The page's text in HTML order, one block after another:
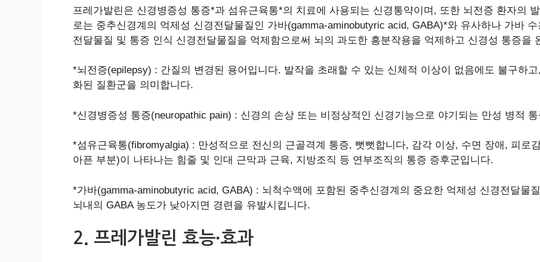
프레가발린은 신경병증성 통증*과 섬유근육통*의 치료에 사용되는 신경통약이며, 또한 뇌전증 환자의
로는 중추신경계의 억제성 신경전달물질인 가바(gamma-aminobutyric acid, GABA)*와 유사하나 가바
전달물질 및 통증 인식 신경전달물질을 억제함으로써 뇌의 과도한 흥분작용을 억제하고 신경성 통증을
*뇌전증(epilepsy) : 간질의 변경된 용어입니다. 발작을 초래할 수 있는 신체적 이상이 없음에도 불구하
화된 질환군을 의미합니다.
*신경병증성 통증(neuropathic pain) : 신경의 손상 또는 비정상적인 신경기능으로 야기되는 만성 병적
*섬유근육통(fibromyalgia) : 만성적으로 전신의 근골격계 통증, 뻣뻣합니다, 감각 이상, 수면 장애, 피로
아픈 부분)이 나타나는 힘줄 및 인대 근막과 근육, 지방조직 등 연부조직의 통증 증후군입니다.
*가바(gamma-aminobutyric acid, GABA) : 뇌척수액에 포함된 중추신경계의 중요한 억제성 신경전달물
뇌내의 GABA 농도가 낮아지면 경련을 유발시킵니다.
2. 프레가발린 효능∙효과